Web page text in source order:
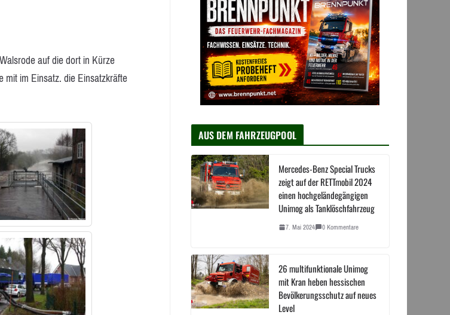
auf die dort in Kürze
im Einsatz. die Einsatzkräfte
AUS DEM FAHRZEUGPOOL
Mercedes-Benz Special Trucks
zeigt auf der RETTmobil 2024
einen hochgeländegängigen
Unimog als Tanklöschfahrzeug
7. Mai 2024 0 Kommentare
26 multifunktionale Unimog
mit Kran heben hessischen
Bevölkerungsschutz auf neues
Level